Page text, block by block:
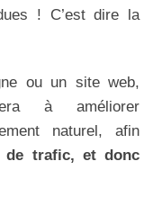
! C’est dire la
ou un site web,
à améliorer
naturel, afin
trafic, et donc